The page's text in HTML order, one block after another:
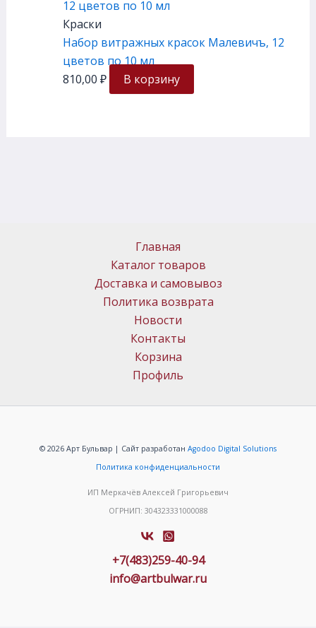
Краски
Набор витражных красок Малевичъ, 12
цветов по 10 мл
810,00 ₽ В корзину
Главная
Каталог товаров
Доставка и самовывоз
Политика возврата
Новости
Контакты
Корзина
Профиль
© 2026 Арт Бульвар | Сайт разработан Agodoo Digital Solutions
Политика конфиденциальности
ИП Меркачёв Алексей Григорьевич
ОГРНИП: 304323331000088
+7(483)259-40-94
info@artbulwar.ru